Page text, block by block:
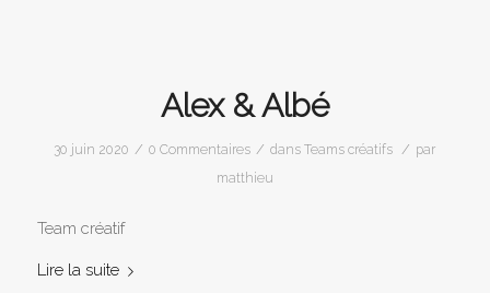
Alex & Albé
30 juin 2020 / 0 Commentaires / dansTeams créatifs / par
matthieu
Team créatif
Lire la suite